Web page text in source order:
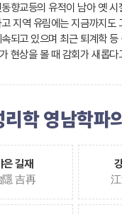
향교등의 유적이 남아 옛
지역 유림에는 지금까지도
되고 있으며 최근 퇴계학 등
현상을 볼 때 감회가 새롭다
리학 영남학파
은 길재
隱 吉再